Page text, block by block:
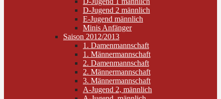
D-Jugend 2 männlich
E-Jugend männlich
Minis Anfänger
Saison 2012/2013
1. Damenmannschaft
1. Männermannschaft
2. Damenmannschaft
2. Männermannschaft
3. Männermannschaft
A-Jugend 2, männlich